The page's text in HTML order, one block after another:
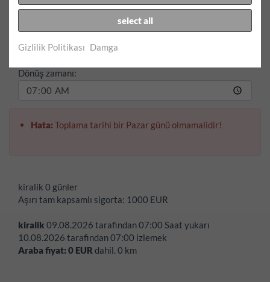
Dönüş tarihi:
Dönüş zamanı:
Hata: Toplama tarihi bir Pazar günü olmamalidir!
kiralik 0 günler
Aşırı tam kapsamlı sigorta: 1000 EUR
kiralik 09.08.2026 tarafindan07:00 Saat yukarı
10.08.2026 tarafindan07:00 izlemek
Araba fiyat:0 EUR dahil. 0 km
select all
Gizlilik Politikası Damga